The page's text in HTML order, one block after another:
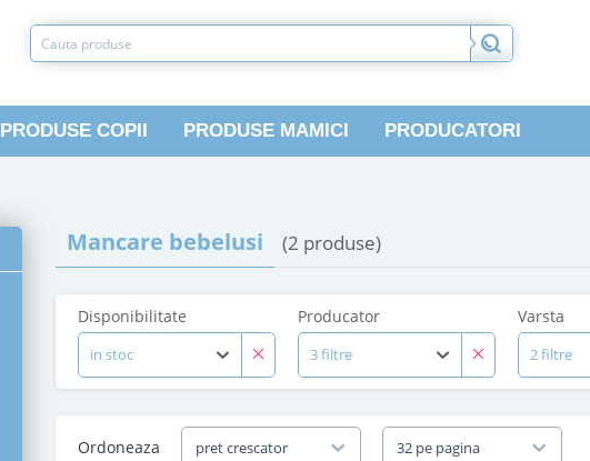
PRODUSE COPII PRODUSE MAMICI PRODUCATORI
Mancare bebelusi (2 produse)
Disponibilitate
in stoc
Producator
3 filtre
Varsta
2 filtre
Ordoneaza pret crescator 32 pe pagina